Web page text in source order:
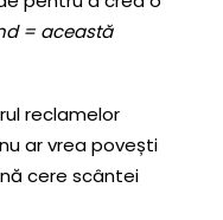
= această
reclamelor
ar vrea povești
cere scântei